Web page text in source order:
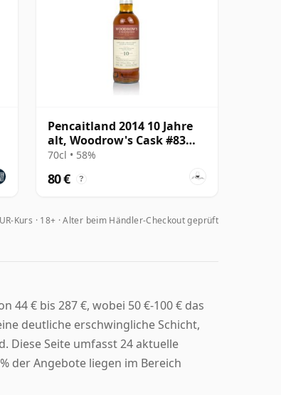
Pencaitland 2014 10 Jahre
alt, Woodrow's Cask #83
&amp; #83A
70cl • 58%
80 € ?
Kurs 18+ · Alter beim Händler-Checkout geprüft
44 € bis 287 €, wobei 50 €-100 € das
deutliche erschwingliche Schicht,
Diese Seite umfasst 24 aktuelle
der Angebote liegen im Bereich